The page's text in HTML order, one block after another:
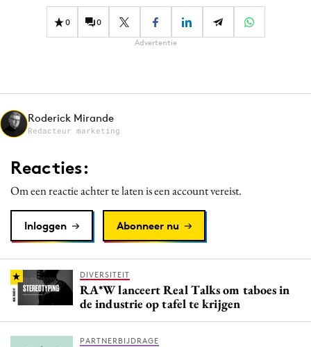
Gedragsverandering
Influencer marketing
Media
Merkstrategie
PR
Purpose Marketing
Reputatie & crisis
0 0
Advertentie
Roderick Mirande
Redacteur marketing
Reacties:
Om een reactie achter te laten is een account vereist.
Inloggen Abonneer nu
DIVERSITEIT
RA*W lanceert Real Talks om taboes in
de industrie op tafel te krijgen
PARTNERBIJDRAGE